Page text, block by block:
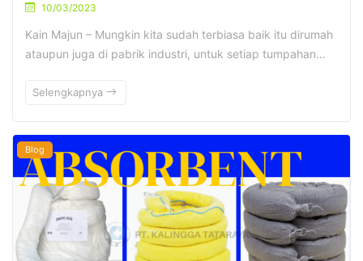
10/03/2023
Kain Majun – Mungkin kita sudah terbiasa baik itu dirumah
ataupun juga di pabrik industri, untuk setiap tumpahan…
Selengkapnya
Blog